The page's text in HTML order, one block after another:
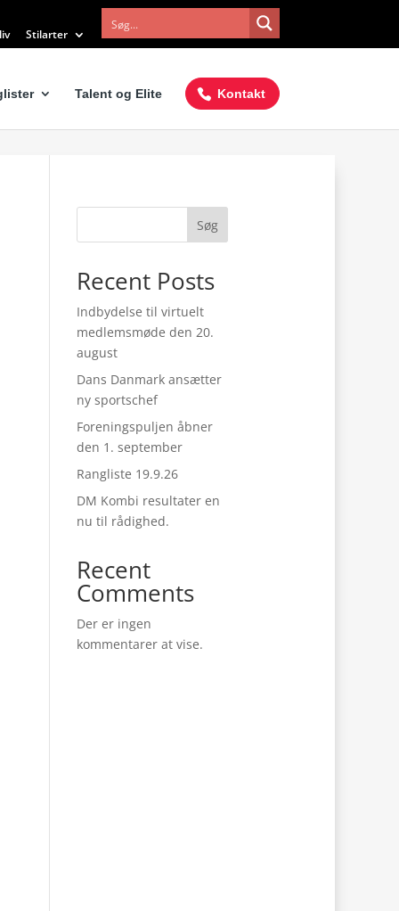
Stilarter
Talent og Elite Kontakt
Søg
Recent Posts
Indbydelse til virtuelt
medlemsmøde den 20.
august
Dans Danmark ansætter
ny sportschef
Foreningspuljen åbner
den 1. september
Rangliste 19.9.26
DM Kombi resultater en
nu til rådighed.
Recent
Comments
Der er ingen
kommentarer at vise.